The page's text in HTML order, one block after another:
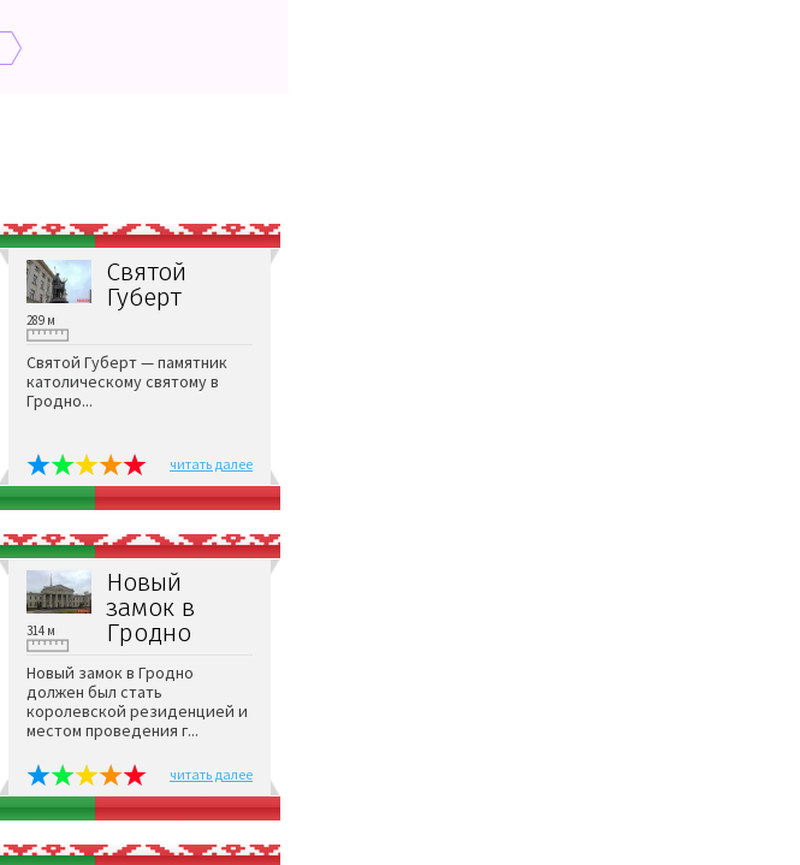
Святой
Губерт
289 м
Святой Губерт — памятник
католическому святому в
Гродно...
читать далее
Новый
замок в
Гродно
314 м
Новый замок в Гродно
должен был стать
королевской резиденцией и
местом проведения г...
читать далее